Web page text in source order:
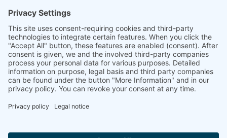
Facebook
Linkedin
xing
LATEST JOB OFFERS
Mitarbeiter Wareneingang / Warenausgang (m/w/d)
23 July 2026
05 June 2026